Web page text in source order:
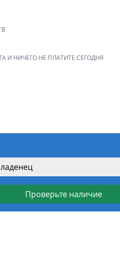
И НИЧЕГО НЕ ПЛАТИТЕ СЕГОДНЯ
Проверьте наличие